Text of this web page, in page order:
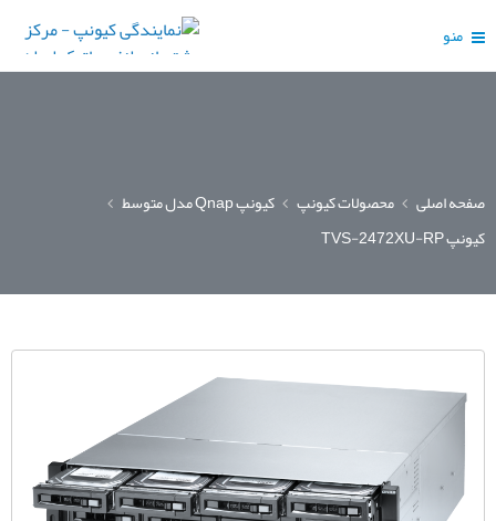
منو
صفحه اصلی محصولات کیونپ
کیونپ Qnap مدل متوسط
کیونپ TVS-2472XU-RP